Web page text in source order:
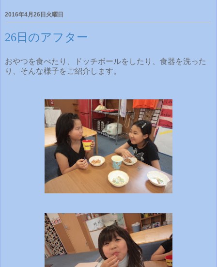
2016年4月26日火曜日
26日のアフター
おやつを食べたり、ドッチボールをしたり、食器を洗った
り、そんな様子をご紹介します。